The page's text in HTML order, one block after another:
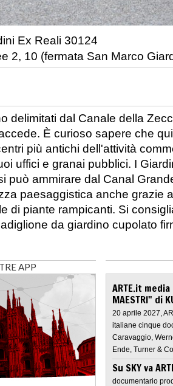
Ex Reali 30124
2, 10 (fermata San Marco
delimitati dal Canale della
È curioso sapere che
più antichi dell'attività
uffici e granai pubblici. I
può ammirare dal Canal
paesaggistica anche grazie
di piante rampicanti. Si
da giardino cupolato
APP
ARTE.it
MAESTRI" di
20 aprile 2027,
italiane cinque
Caravaggio,
Ende, Turner &
Su SKY va
documentario